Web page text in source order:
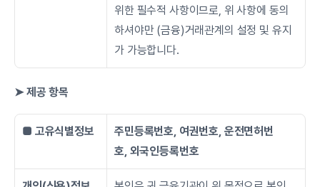
위한 필수적 사항이므로, 위 사항에 동의
하셔야만 (금융)거래관계의 설정 및 유지
가 가능합니다.
➤ 제공 항목
■ 고유식별정보
주민등록번호, 여권번호, 운전면허번
호, 외국인등록번호